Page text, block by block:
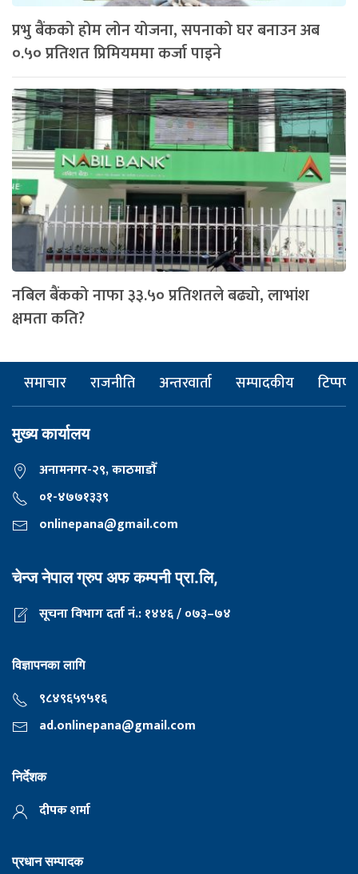
प्रभु बैंकको होम लोन योजना, सपनाको घर बनाउन अब
०.५० प्रतिशत प्रिमियममा कर्जा पाइने
नबिल बैंकको नाफा ३३.५० प्रतिशतले बढ्यो, लाभांश
क्षमता कति?
समाचार राजनीति अन्तरवार्ता सम्पादकीय टिप्पणी
मुख्य कार्यालय
अनामनगर-२९, काठमाडाैँ
०१-४७७१३३९
onlinepana@gmail.com
चेन्ज नेपाल ग्रुप अफ कम्पनी प्रा.लि,
सूचना विभाग दर्ता नं.: १४४६ / ०७३–७४
विज्ञापनका लागि
९८४९६५९५१६
ad.onlinepana@gmail.com
निर्देशक
दीपक शर्मा
प्रधान सम्पादक